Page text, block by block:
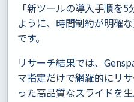
「新ツールの導入手順を
ように、時間制約が明確
です。
リサーチ結果では、
マ指定だけで網羅的にリ
った高品質なスライドを